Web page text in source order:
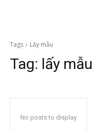
Tags Lấy mẫu
Tag: lấy mẫu
No posts to display